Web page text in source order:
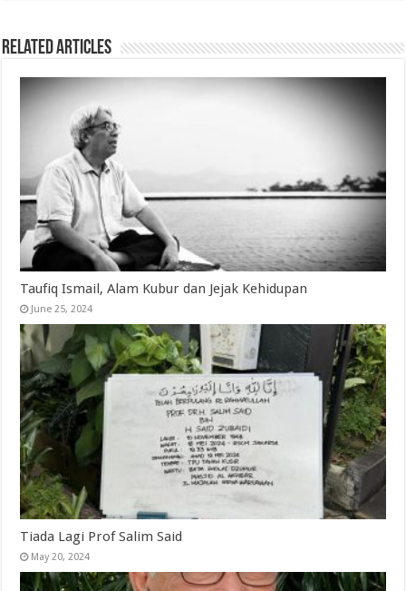
Related Articles
Taufiq Ismail, Alam Kubur dan Jejak Kehidupan
June 25, 2024
Tiada Lagi Prof Salim Said
May 20, 2024